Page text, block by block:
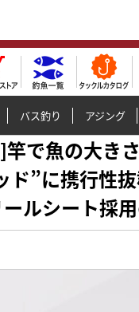
バス釣り アジング
で魚の大き
ド”に携行性
ルシート採